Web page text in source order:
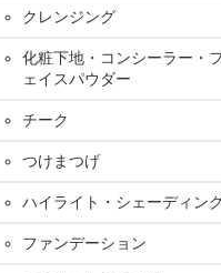
クレンジング
化粧下地・コンシーラー・
ェイスパウダー
チーク
つけまつげ
ハイライト・シェーディン
ファンデーション